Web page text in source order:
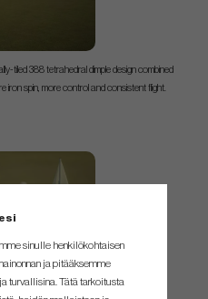
tiled 388 tetrahedral dimple design combined
iron spin, more control and consistent flight.
sinulle henkilökohtaisen
ja pitääksemme
turvallisina. Tätä tarkoitusta